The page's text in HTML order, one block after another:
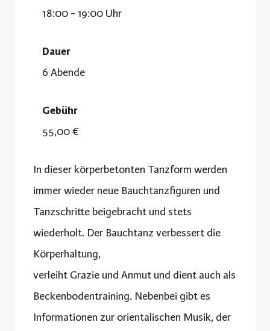
18:00 - 19:00 Uhr
Dauer
6 Abende
Gebühr
55,00 €
In dieser körperbetonten Tanzform werden
immer wieder neue Bauchtanzfiguren und
Tanzschritte beigebracht und stets
wiederholt. Der Bauchtanz verbessert die
Körperhaltung,
verleiht Grazie und Anmut und dient auch als
Beckenbodentraining. Nebenbei gibt es
Informationen zur orientalischen Musik, der